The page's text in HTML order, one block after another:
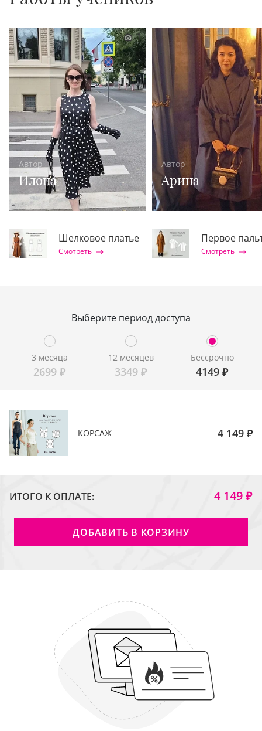
1
Автор
Илона
Шелковое платье
Смотреть
Автор
Арина
Первое
Смотреть
Выберите период доступа
3 месяца
2699 ₽
12 месяцев
3349 ₽
Бессрочно
4149₽
КОРСАЖ 4 149 ₽
ИТОГО К ОПЛАТЕ: 4 149 ₽
ДОБАВИТЬ В КОРЗИНУ